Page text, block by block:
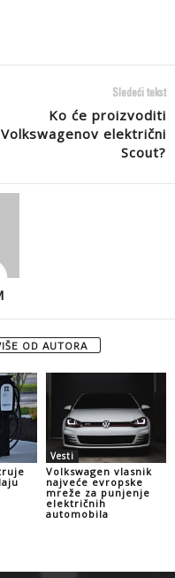
Sledeći tekst
Ko će proizvoditi
Volkswagenov električni
Scout?
OD AUTORA
Vesti
Volkswagen vlasnik
najveće evropske
mreže za punjenje
električnih
automobila